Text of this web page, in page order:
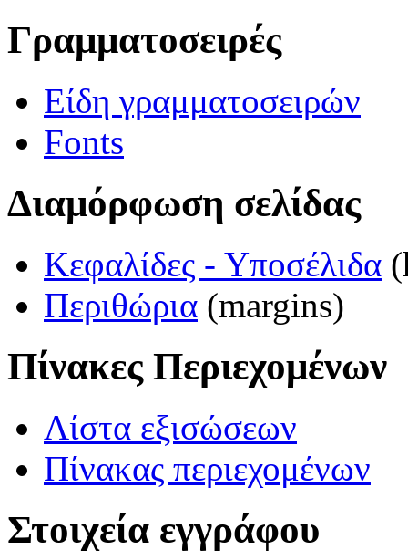
Γραμματοσειρές
Είδη γραμματοσειρών
Fonts
Διαμόρφωση σελίδας
Κεφαλίδες - Υποσέλιδα
Περιθώρια (margins)
Πίνακες Περιεχομένων
Λίστα εξισώσεων
Πίνακας περιεχομένων
Στοιχεία εγγράφου